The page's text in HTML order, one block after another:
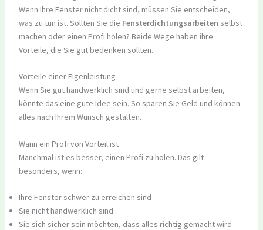
Wenn Ihre Fenster nicht dicht sind, müssen Sie entscheiden,
was zu tun ist. Sollten Sie die Fensterdichtungsarbeiten selbst
machen oder einen Profi holen? Beide Wege haben ihre
Vorteile, die Sie gut bedenken sollten.
Vorteile einer Eigenleistung
Wenn Sie gut handwerklich sind und gerne selbst arbeiten,
könnte das eine gute Idee sein. So sparen Sie Geld und können
alles nach Ihrem Wunsch gestalten.
Wann ein Profi von Vorteil ist
Manchmal ist es besser, einen Profi zu holen. Das gilt
besonders, wenn:
Ihre Fenster schwer zu erreichen sind
Sie nicht handwerklich sind
Sie sich sicher sein möchten, dass alles richtig gemacht wird